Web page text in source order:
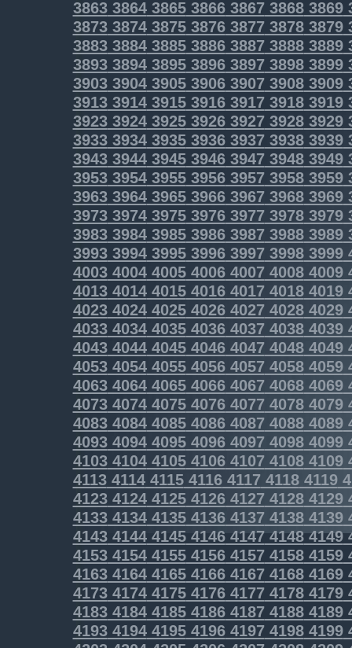
3863386438653866386738683869
3873387438753876387738783879
3883388438853886388738883889
3893389438953896389738983899
3903390439053906390739083909
3913391439153916391739183919
3923392439253926392739283929
3933393439353936393739383939
3943394439453946394739483949
3953395439553956395739583959
3963396439653966396739683969
3973397439753976397739783979
3983398439853986398739883989
3993399439953996399739983999
4003400440054006400740084009
40134014401540164017 40184019
4023402440254026402740284029
40334034403540364037 40384039
40434044404540464047 40484049
40534054405540564057 40584059
4063406440654066406740684069
40734074407540764077 40784079
40834084408540864087 40884089
40934094409540964097 40984099
41034104410541064107 41084109
41134114411541164117 41184119
41234124412541264127 41284129
41334134413541364137 41384139
4143414441454146414741484149
4153415441554156415741584159
4163416441654166416741684169
4173417441754176417741784179
4183418441854186418741884189
4193419441954196419741984199